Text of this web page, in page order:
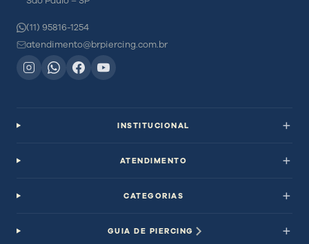
(11) 95816-1254
atendimento@brpiercing.com.br
INSTITUCIONAL
ATENDIMENTO
CATEGORIAS
GUIA DE PIERCING